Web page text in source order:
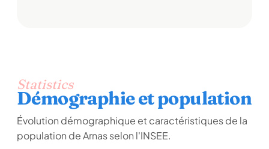
Statistics
Démographie et population
Évolution démographique et caractéristiques de la
population de Arnas selon l'INSEE.